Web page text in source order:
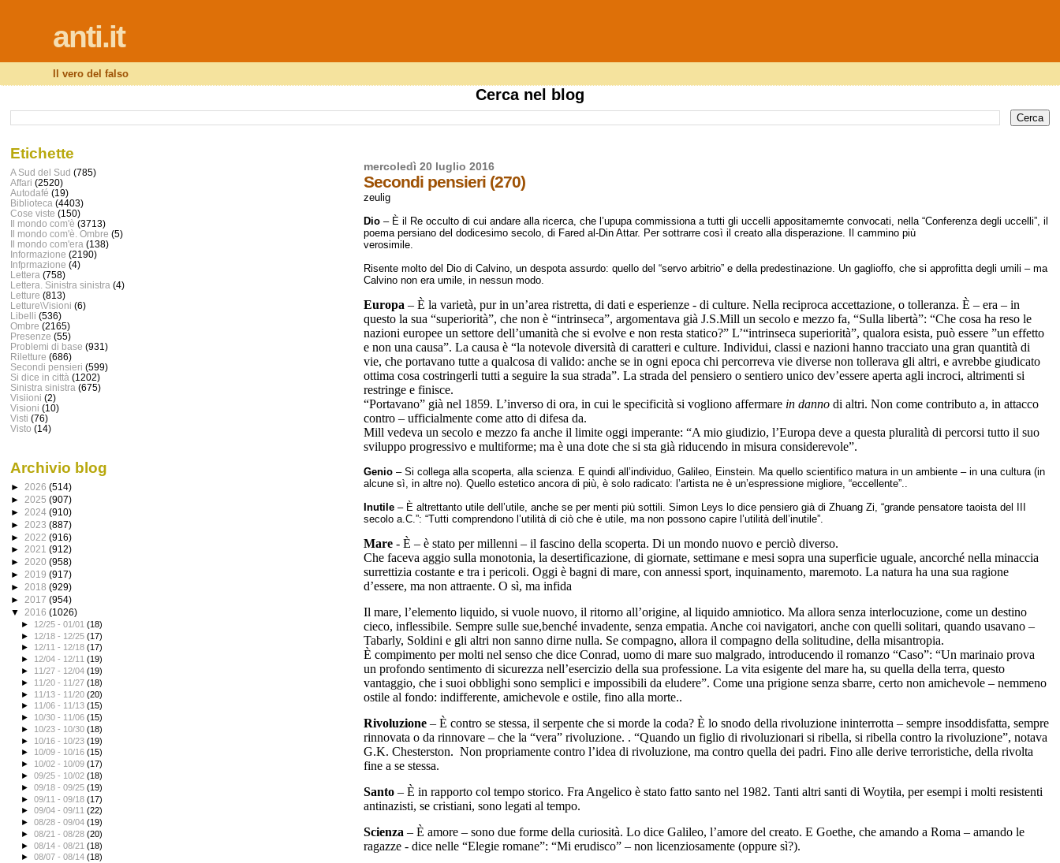
anti.it
Il vero del falso
Cerca nel blog
mercoledì 20 luglio 2016
Secondi pensieri (270)
zeulig
Dio– È il Re occulto di cui andare alla ricerca, che l’upupa commissiona a tutti gli uccelli appositamemte convocati, nella “Conferenza degli uccelli”, il
poema persiano del dodicesimo secolo, di Fared al-Din Attar. Per sottrarre così il creato alla disperazione. Il cammino più
verosimile.
Risente molto del Dio di Calvino, un despota assurdo: quello del “servo arbitrio” e della predestinazione. Un gaglioffo, che si approfitta degli umili – ma
Calvino non era umile, in nessun modo.
Europa– È la varietà, pur in un’area ristretta, di dati e esperienze - di culture. Nella reciproca accettazione, o tolleranza. È – era – in
questo la sua “superiorità”, che non è “intrinseca”, argomentava già J.S.Mill un secolo e mezzo fa, “Sulla libertà”: “Che cosa ha reso le
nazioni europee un settore dell’umanità che si evolve e non resta statico?” L’“intrinseca superiorità”, qualora esista, può essere ”un effetto
e non una causa”. La causa è “la notevole diversità di caratteri e culture. Individui, classi e nazioni hanno tracciato una gran quantità di
vie, che portavano tutte a qualcosa di valido: anche se in ogni epoca chi percorreva vie diverse non tollerava gli altri, e avrebbe giudicato
ottima cosa costringerli tutti a seguire la sua strada”. La strada del pensiero o sentiero unico dev’essere aperta agli incroci, altrimenti si
restringe e finisce.
“Portavano” già nel 1859. L’inverso di ora, in cui le specificità si vogliono affermare in dannodi altri. Non come contributo a, in attacco
contro – ufficialmente come atto di difesa da.
Mill vedeva un secolo e mezzo fa anche il limite oggi imperante: “A mio giudizio, l’Europa deve a questa pluralità di percorsi tutto il suo
sviluppo progressivo e multiforme; ma è una dote che si sta già riducendo in misura considerevole”.
Genio– Si collega alla scoperta, alla scienza. E quindi all’individuo, Galileo, Einstein. Ma quello scientifico matura in un ambiente – in una cultura (in
alcune sì, in altre no). Quello estetico ancora di più, è solo radicato: l’artista ne è un’espressione migliore, “eccellente”..
Inutile – È altrettanto utile dell’utile, anche se per menti più sottili. Simon Leys lo dice pensiero già di Zhuang Zi, “grande pensatore taoista del III
secolo a.C.”: “Tutti comprendono l’utilità di ciò che è utile, ma non possono capire l’utilità dell’inutile”.
Mare - È – è stato per millenni – il fascino della scoperta. Di un mondo nuovo e perciò diverso.
Che faceva aggio sulla monotonia, la desertificazione, di giornate, settimane e mesi sopra una superficie uguale, ancorché nella minaccia
surrettizia costante e tra i pericoli. Oggi è bagni di mare, con annessi sport, inquinamento, maremoto. La natura ha una sua ragione
d’essere, ma non attraente. O sì, ma infida
Il mare, l’elemento liquido, si vuole nuovo, il ritorno all’origine, al liquido amniotico. Ma allora senza interlocuzione, come un destino
cieco, inflessibile. Sempre sulle sue,benché invadente, senza empatia. Anche coi navigatori, anche con quelli solitari, quando usavano –
Tabarly, Soldini e gli altri non sanno dirne nulla. Se compagno, allora il compagno della solitudine, della misantropia.
È compimento per molti nel senso che dice Conrad, uomo di mare suo malgrado, introducendo il romanzo “Caso”: “Un marinaio prova
un profondo sentimento di sicurezza nell’esercizio della sua professione. La vita esigente del mare ha, su quella della terra, questo
vantaggio, che i suoi obblighi sono semplici e impossibili da eludere”. Come una prigione senza sbarre, certo non amichevole – nemmeno
ostile al fondo: indifferente, amichevole e ostile, fino alla morte..
Rivoluzione– È contro se stessa, il serpente che si morde la coda? È lo snodo della rivoluzione ininterrotta – sempre insoddisfatta, sempre
rinnovata o da rinnovare – che la “vera” rivoluzione. . “Quando un figlio di rivoluzionari si ribella, si ribella contro la rivoluzione”, notava
G.K. Chesterston. Non propriamente contro l’idea di rivoluzione, ma contro quella dei padri. Fino alle derive terroristiche, della rivolta
fine a se stessa.
Santo– È in rapporto col tempo storico. Fra Angelico è stato fatto santo nel 1982. Tanti altri santi di Woytiła, per esempi i molti resistenti
antinazisti, se cristiani, sono legati al tempo.
Scienza– È amore – sono due forme della curiosità. Lo dice Galileo, l’amore del creato. E Goethe, che amando a Roma – amando le
ragazze - dice nelle “Elegie romane”: “Mi erudisco” – non licenziosamente (oppure sì?).
Etichette
A Sud del Sud (785)
Affari (2520)
Autodafé (19)
Biblioteca (4403)
Cose viste (150)
Il mondo com'è (3713)
Il mondo com'è. Ombre (5)
Il mondo com'era (138)
Informazione (2190)
Infprmazione (4)
Lettera (758)
Lettera. Sinistra sinistra (4)
Letture (813)
Letture\Visioni (6)
Libelli (536)
Ombre (2165)
Presenze (55)
Problemi di base (931)
Riletture (686)
Secondi pensieri (599)
Si dice in città (1202)
Sinistra sinistra (675)
Visiioni (2)
Visioni (10)
Visti (76)
Visto (14)
Archivio blog
► 2026 (514)
► 2025 (907)
► 2024 (910)
► 2023 (887)
► 2022 (916)
► 2021 (912)
► 2020 (958)
► 2019 (917)
► 2018 (929)
► 2017 (954)
▼ 2016 (1026)
► 12/25 - 01/01(18)
► 12/18 - 12/25(17)
► 12/11 - 12/18(17)
► 12/04 - 12/11(19)
► 11/27 - 12/04(19)
► 11/20 - 11/27(18)
► 11/13 - 11/20(20)
► 11/06 - 11/13(15)
► 10/30 - 11/06(15)
► 10/23 - 10/30(18)
► 10/16 - 10/23(19)
► 10/09 - 10/16(15)
► 10/02 - 10/09(17)
►09/25 - 10/02(18)
►09/18 - 09/25(19)
►09/11 - 09/18(17)
►09/04 - 09/11(22)
►08/28 - 09/04(19)
►08/21 - 08/28(20)
►08/14 - 08/21(18)
►08/07 - 08/14(18)